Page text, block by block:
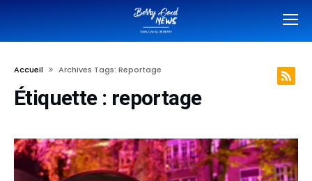
Accueil Archives Tags: Reportage
Étiquette : reportage